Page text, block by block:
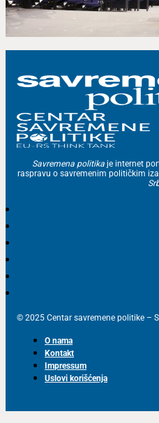
Savremena politika je internet
raspravu o savremenim političkim
© 2025 Centar savremene politike –
O nama
Kontakt
Impressum
Uslovi korišćenja